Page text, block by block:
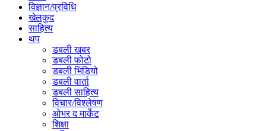
विज्ञान/प्रविधि
खेलकुद
साहित्य
थप
डबली खबर
डबली फोटो
डबली भिडियो
डबली वार्ता
डबली साहित्य
विचार/विश्‍लेषण
ओभर द मार्केट
शिक्षा